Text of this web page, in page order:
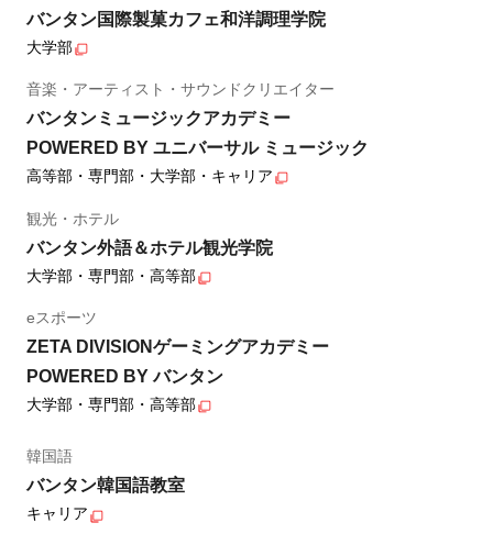
バンタン国際製菓カフェ和洋調理学院
大学部
音楽・アーティスト・サウンドクリエイター
バンタンミュージックアカデミー
POWERED BY ユニバーサル ミュージック
高等部・専門部・大学部・キャリア
観光・ホテル
バンタン外語＆ホテル観光学院
大学部・専門部・高等部
eスポーツ
ZETA DIVISIONゲーミングアカデミー
POWERED BY バンタン
大学部・専門部・高等部
韓国語
バンタン韓国語教室
キャリア